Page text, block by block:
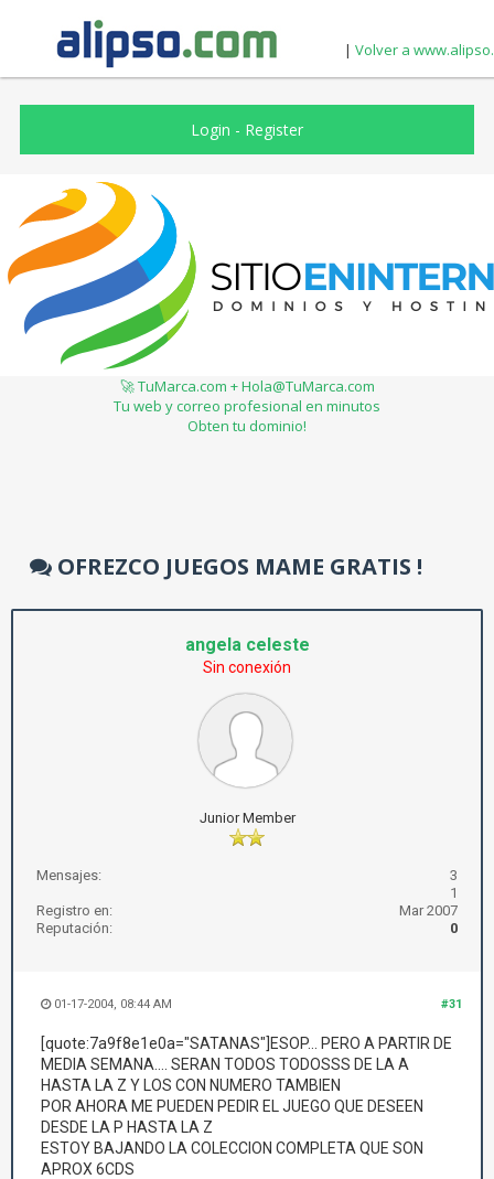
| Volver a
Login - Register
🚀 TuMarca.com + Hola@TuMarca.com
Tu web y correo profesional en minutos
Obten tu dominio!
OFREZCO JUEGOS MAME GRATIS !
angela celeste
Sin conexión
Junior Member
Mensajes:
3
1
Registro en:
Mar 2007
Reputación:
0
#31
01-17-2004, 08:44 AM
[quote:7a9f8e1e0a="SATANAS"]ESOP... PERO A PARTIR DE
MEDIA SEMANA.... SERAN TODOS TODOSSS DE LA A
HASTA LA Z Y LOS CON NUMERO TAMBIEN
POR AHORA ME PUEDEN PEDIR EL JUEGO QUE DESEEN
DESDE LA P HASTA LA Z
ESTOY BAJANDO LA COLECCION COMPLETA QUE SON
APROX 6CDS